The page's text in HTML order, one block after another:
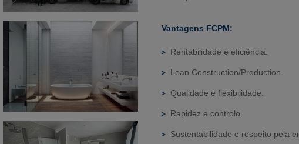
Vantagens FCPM:
Rentabilidade e eficiência.
Lean Construction/Production.
Qualidade e flexibilidade.
Rapidez e controlo.
Sustentabilidade e respeito pela